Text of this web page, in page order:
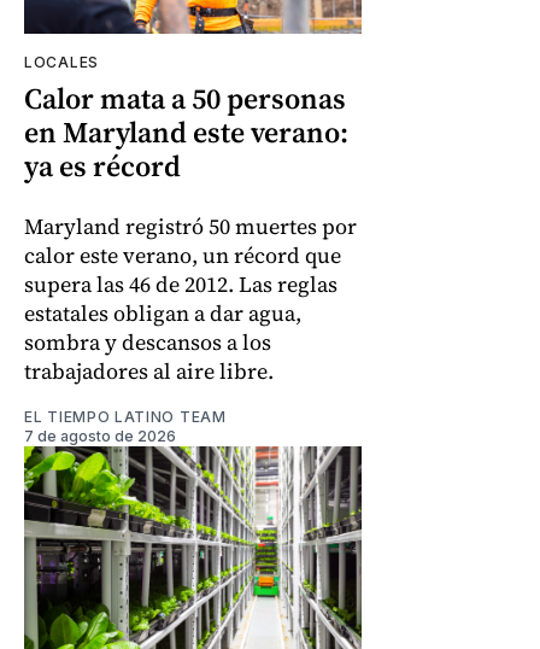
LOCALES
Calor mata a 50 personas
en Maryland este verano:
ya es récord
Maryland registró 50 muertes por
calor este verano, un récord que
supera las 46 de 2012. Las reglas
estatales obligan a dar agua,
sombra y descansos a los
trabajadores al aire libre.
EL TIEMPO LATINO TEAM
7 de agosto de 2026